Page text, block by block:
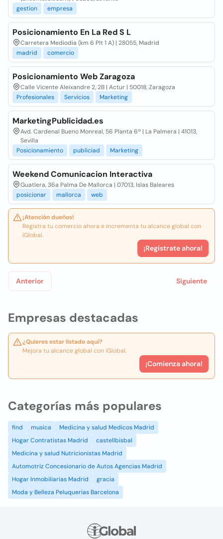
Empresas destacadas
¿Quieres estar listado aquí?
Mejora tu alcance global con iGlobal.
¡Comienza ahora!
gestion
empresa
Posicionamiento En La Red S L
Carretera Mediodia (km 6 Plt 1 A) | 28055, Madrid
madrid
comercio
Posicionamiento Web Zaragoza
Calle Vicente Aleixandre 2, 2B | Actur | 50018, Zaragoza
Profesionales
Servicios Marketing
MarketingPublicidad.es
Avd. Cardenal Bueno Monreal, 56 Planta 6ª | La Palmera | 41013,
Sevilla
Posicionamiento
publiciad Marketing
Weekend Comunicacion Interactiva
Guatlera, 36a Palma De Mallorca | 07013, Islas Baleares
posicionar
mallorca web
¡Atención dueños!
Registra tu comercio ahora e incrementa tu alcance global con
iGlobal.
¡Registrate ahora!
Anterior Siguiente
Categorías más populares
find musica
Medicina y salud Medicos Madrid
Hogar Contratistas Madrid
castellbisbal
Medicina y salud Nutricionistas Madrid
Automotriz Concesionario de Autos Agencias Madrid
Hogar Inmobiliarias Madrid
gracia
Moda y Belleza Peluquerias Barcelona